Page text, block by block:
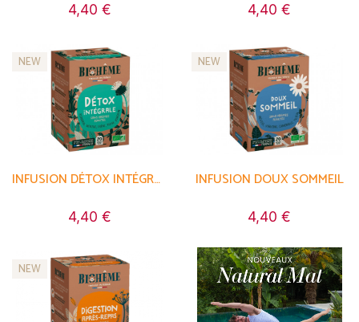
4,40 € 4,40 €
NEW
INFUSION DÉTOX INTÉGRALE
4,40 €
NEW
INFUSION DOUX SOMMEIL
4,40 €
NEW